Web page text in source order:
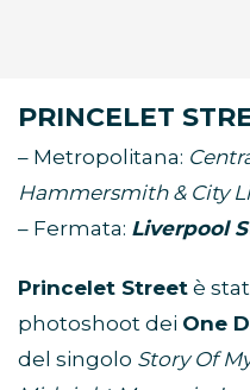
PRINCELET
– Metropolitana:
Hammersmith & City
– Fermata: Liverpool
Princelet Street è
photoshoot dei One
del singolo Story Of